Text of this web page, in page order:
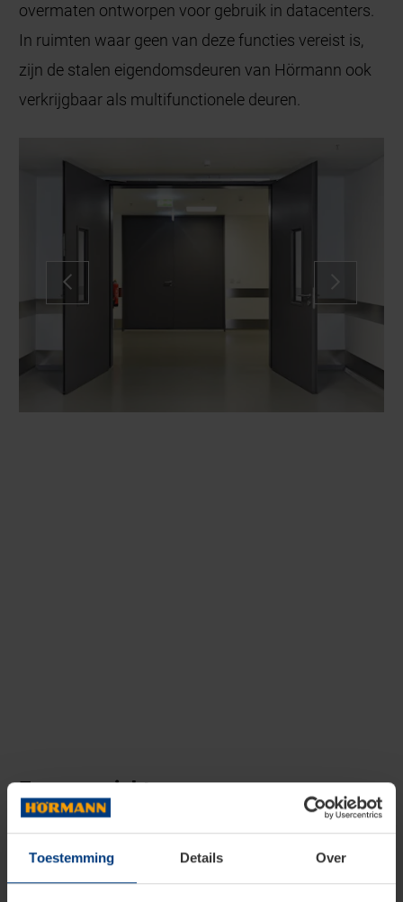
Toestemming Details Over
overmaten ontworpen voor gebruik in datacenters.
In ruimten waar geen van deze functies vereist is,
zijn de stalen eigendomsdeuren van Hörmann ook
verkrijgbaar als multifunctionele deuren.
Een overzicht
De juiste oplossing voor uw eisen